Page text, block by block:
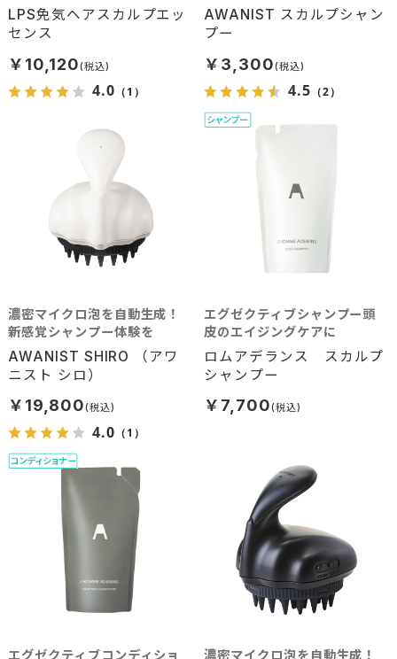
LPS免気ヘアスカルプエッ
センス
￥10,120
4.0 （1）
AWANIST スカルプシャン
プー
￥3,300
4.5 （2）
AWANIST SHIRO （アワ
ニスト シロ）
濃密マイクロ泡を自動生成！
新感覚シャンプー体験を
￥19,800
4.0 （1）
ロムアデランス スカルプ
シャンプー
エグゼクティブシャンプー頭
皮のエイジングケアに
￥7,700
エグゼクティブコンディショ 濃密マイクロ泡を自動生成！